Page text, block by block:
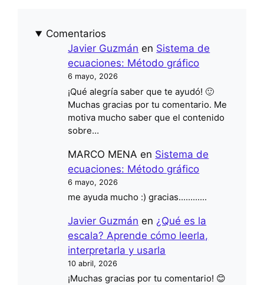
Comentarios
Javier Guzmán en Sistema de
ecuaciones: Método gráfico
6 mayo, 2026
¡Qué alegría saber que te ayudó! 🙂
Muchas gracias por tu comentario. Me
motiva mucho saber que el contenido
sobre…
MARCO MENA en Sistema de
ecuaciones: Método gráfico
6 mayo, 2026
me ayuda mucho :) gracias............
Javier Guzmán en ¿Qué es la
escala? Aprende cómo leerla,
interpretarla y usarla
10 abril, 2026
¡Muchas gracias por tu comentario! 😊